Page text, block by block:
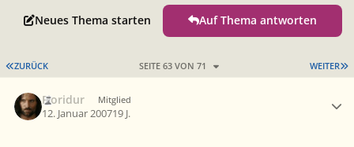
Neues Thema starten Auf Thema antworten
ERSTE SEITE
ZURÜCK WEITER
SEITE 63 VON 71
Fioridur Mitglied
12. Januar 200719 J.